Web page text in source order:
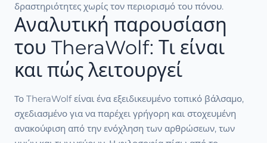
δραστηριότητες χωρίς τον περιορισμό του πόνου.
Αναλυτική παρουσίαση
του TheraWolf: Τι είναι
και πώς λειτουργεί
Το TheraWolf είναι ένα εξειδικευμένο τοπικό βάλσαμο,
σχεδιασμένο για να παρέχει γρήγορη και στοχευμένη
ανακούφιση από την ενόχληση των αρθρώσεων, των